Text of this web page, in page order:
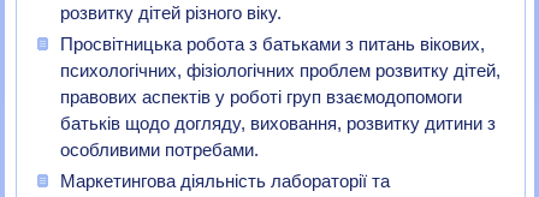
розвитку дітей різного віку.
Просвітницька робота з батьками з питань вікових,
психологічних, фізіологічних проблем розвитку дітей,
правових аспектів у роботі груп взаємодопомоги
батьків щодо догляду, виховання, розвитку дитини з
особливими потребами.
Маркетингова діяльність лабораторії та